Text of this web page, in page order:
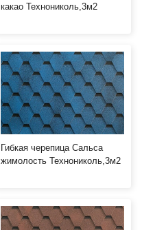
какао Технониколь,3м2
Гибкая черепица Сальса
жимолость Технониколь,3м2